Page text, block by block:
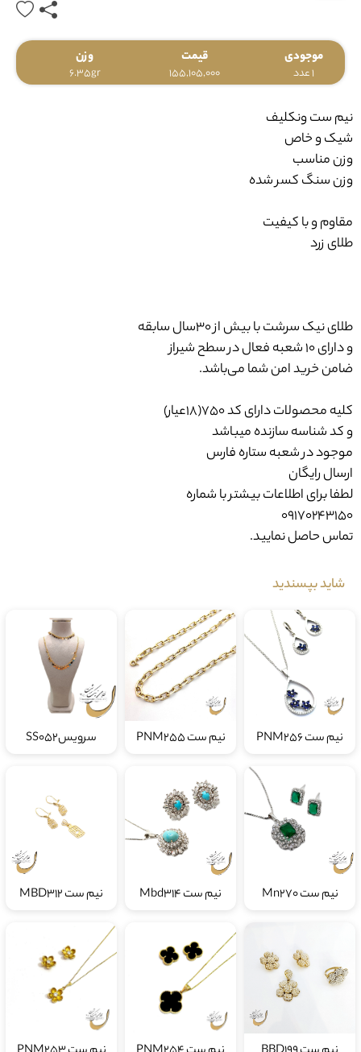
موجودی
1 عدد
قیمت
155,105,000
وزن
6.35gr
نیم ست ونکلیف
شیک و خاص
وزن مناسب
وزن سنگ کسر شده
مقاوم و با کیفیت
طلای زرد
طلای نیک سرشت با بیش از ۳۰سال سابقه
و دارای ۱۰ شعبه فعال در سطح شیراز
ضامن خرید امن شما می‌باشد.
کلیه محصولات دارای کد 750(18عیار)
و کد شناسه سازنده میباشد
موجود در شعبه ستاره فارس
ارسال رایگان
لطفا برای اطلاعات بیشتر با شماره
09170243150
تماس حاصل نمایید.
شاید بپسندید
نیم ست PNM256 نیم ست PNM255 سرویسSS052
نیم ست Mn270 نیم ست Mbd314 نیم ست MBD312